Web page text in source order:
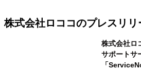
株式会社ロココのプレスリリ
株式会社ロ
サポートサ
「